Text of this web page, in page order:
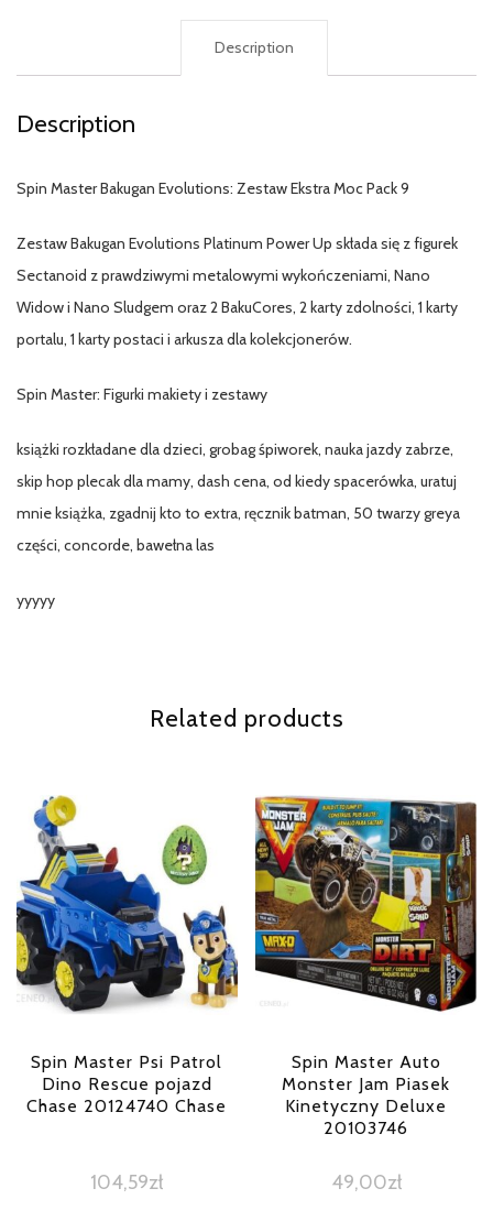
Description
Description
Spin Master Bakugan Evolutions: Zestaw Ekstra Moc Pack 9
Zestaw Bakugan Evolutions Platinum Power Up składa się z figurek
Sectanoid z prawdziwymi metalowymi wykończeniami, Nano
Widow i Nano Sludgem oraz 2 BakuCores, 2 karty zdolności, 1 karty
portalu, 1 karty postaci i arkusza dla kolekcjonerów.
Spin Master: Figurki makiety i zestawy
książki rozkładane dla dzieci, grobag śpiworek, nauka jazdy zabrze,
skip hop plecak dla mamy, dash cena, od kiedy spacerówka, uratuj
mnie książka, zgadnij kto to extra, ręcznik batman, 50 twarzy greya
części, concorde, bawełna las
yyyyy
Related products
Spin Master Psi Patrol
Dino Rescue pojazd
Chase 20124740 Chase
104,59zł
Spin Master Auto
Monster Jam Piasek
Kinetyczny Deluxe
20103746
49,00zł